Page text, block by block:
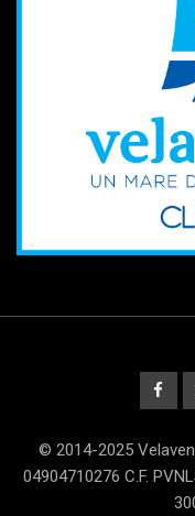
© 2014-2025
04904710276 C.F.